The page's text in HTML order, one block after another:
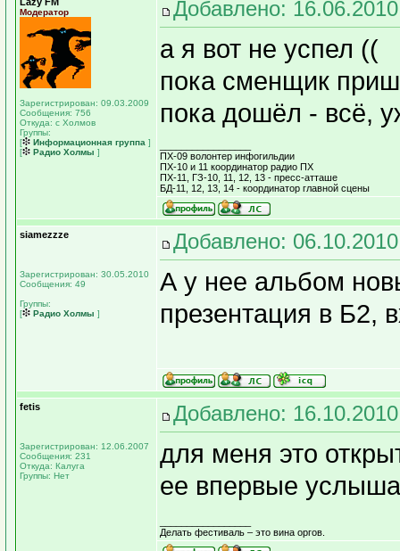
Модератор
Зарегистрирован: 09.03.2009
Сообщения: 756
Откуда: с Холмов
Группы:
[
Информационная группа ]
[
Радио Холмы ]
Добавлено:
а я вот не успел ((
пока сменщик
пока дошёл - всё,
ПХ-09 волонтер инфогильдии
ПХ-10 и 11 координатор радио ПХ
ПХ-11, ГЗ-10, 11, 12, 13 - пресс-атташе
БД-11, 12, 13, 14 - координатор главной сцены
siamezzze
Зарегистрирован: 30.05.2010
Сообщения: 49
Группы:
[
Радио Холмы ]
Добавлено:
А у нее альбом
презентация в Б2,
fetis
Зарегистрирован: 12.06.2007
Сообщения: 231
Откуда: Калуга
Группы: Нет
Добавлено:
для меня это
ее впервые
Делать фестиваль – это вина оргов.